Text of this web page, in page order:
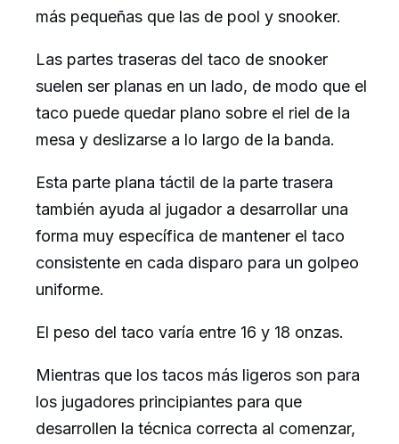
más pequeñas que las de pool y snooker.
Las partes traseras del taco de snooker
suelen ser planas en un lado, de modo que el
taco puede quedar plano sobre el riel de la
mesa y deslizarse a lo largo de la banda.
Esta parte plana táctil de la parte trasera
también ayuda al jugador a desarrollar una
forma muy específica de mantener el taco
consistente en cada disparo para un golpeo
uniforme.
El peso del taco varía entre 16 y 18 onzas.
Mientras que los tacos más ligeros son para
los jugadores principiantes para que
desarrollen la técnica correcta al comenzar,